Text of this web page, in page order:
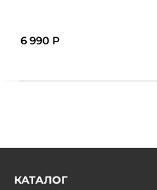
6 990 Р
КАТАЛОГ